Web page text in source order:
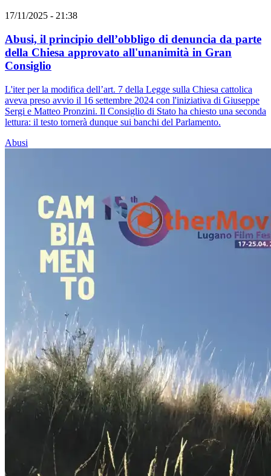
17/11/2025 - 21:38
Abusi, il principio dell’obbligo di denuncia da parte
della Chiesa approvato all'unanimità in Gran
Consiglio
L'iter per la modifica dell’art. 7 della Legge sulla Chiesa cattolica
aveva preso avvio il 16 settembre 2024 con l'iniziativa di Giuseppe
Sergi e Matteo Pronzini. Il Consiglio di Stato ha chiesto una seconda
lettura: il testo tornerà dunque sui banchi del Parlamento.
Abusi